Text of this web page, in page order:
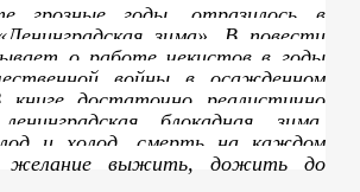
грозные годы, отразилось в
зима». В повести
о работе чекистов в годы
войны в осажденном
книге достаточно реалистично
блокадная зима.
и холод, смерть на каждом
желание выжить, дожить до